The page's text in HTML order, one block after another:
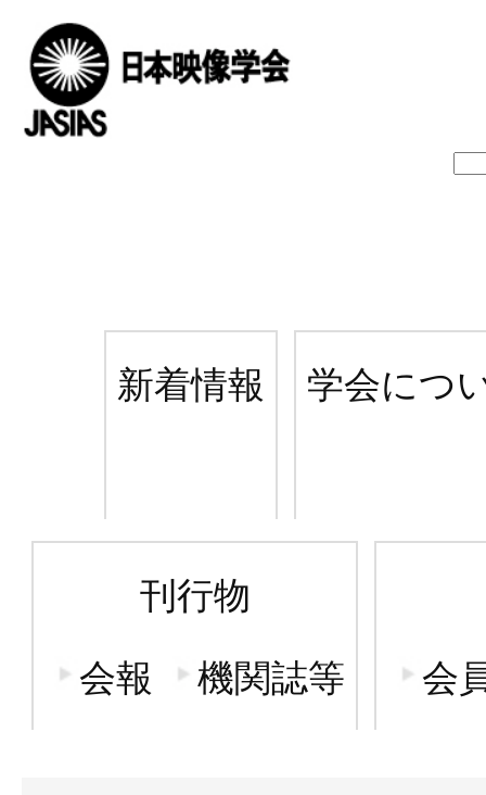
新着情報 学会につ
刊行物
会報
機関誌等 会